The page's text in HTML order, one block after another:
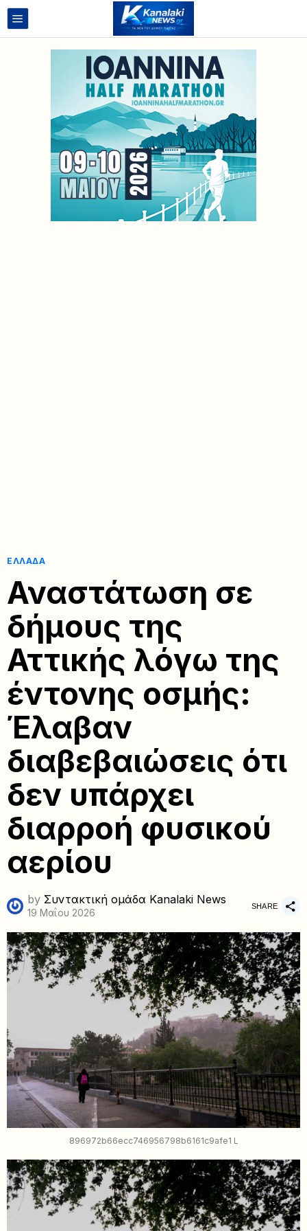
ΕΛΛΆΔΑ
Αναστάτωση σε
δήμους της
Αττικής λόγω της
έντονης οσμής:
Έλαβαν
διαβεβαιώσεις ότι
δεν υπάρχει
διαρροή φυσικού
αερίου
by Συντακτική ομάδα Kanalaki News
19 Μαΐου 2026
SHARE
896972b66ecc746956798b6161c9afe1 L